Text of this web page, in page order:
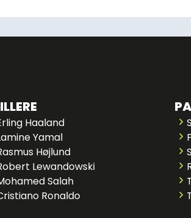
Haaland
Yamal
Højlund
Lewandowski
Salah
Ronaldo